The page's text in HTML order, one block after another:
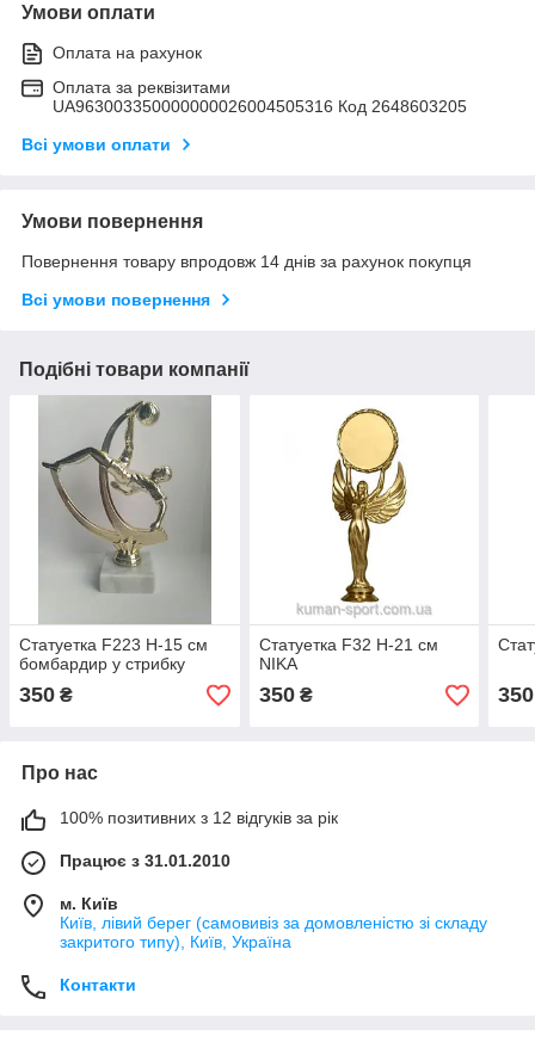
Умови оплати
Оплата на рахунок
Оплата за реквізитами
UA963003350000000026004505316 Код 2648603205
Всі умови оплати
Умови повернення
Повернення товару впродовж 14 днів за рахунок покупця
Всі умови повернення
Подібні товари компанії
Статуетка F223 H-15 см
бомбардир у стрибку
350 ₴
Статуетка F32 H-21 см
NIKA
350₴ 350
Про нас
100% позитивних з 12 відгуків за рік
Працює з 31.01.2010
м. Київ
Київ, лівий берег (самовивіз за домовленістю зі складу
закритого типу), Київ, Україна
Контакти